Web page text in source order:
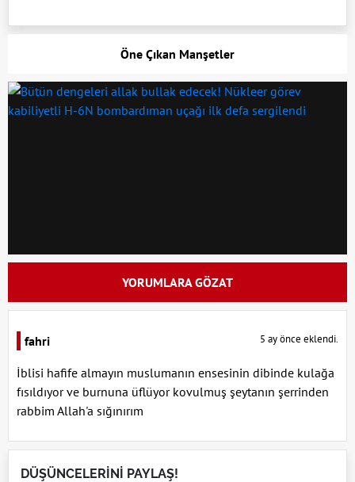
Öne Çıkan Manşetler
YORUMLARA GÖZAT
fahri 5 ay önce eklendi.
İblisi hafife almayın muslumanın ensesinin dibinde kulağa
fısıldıyor ve burnuna üflüyor kovulmuş şeytanın şerrinden
rabbim Allah'a sığınırım
DÜŞÜNCELERİNİ PAYLAŞ!